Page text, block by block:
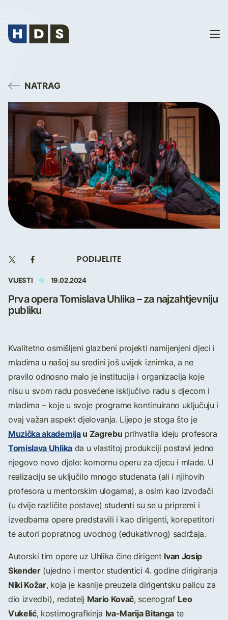
NATRAG
PODIJELITE
VIJESTI 19.02.2024
Prva opera Tomislava Uhlika – za najzahtjevniju
publiku
Kvalitetno osmišljeni glazbeni projekti namijenjeni djeci i
mladima u našoj su sredini još uvijek iznimka, a ne
pravilo odnosno malo je institucija i organizacija koje
nisu u svom radu posvećene isključivo radu s djecom i
mladima – koje u svoje programe kontinuirano uključuju i
ovaj važan aspekt djelovanja. Lijepo je stoga što je
Muzička akademijau Zagrebu prihvatila ideju profesora
Tomislava Uhlikada u vlastitoj produkciji postavi jedno
njegovo novo djelo: komornu operu za djecu i mlade. U
realizaciju se uključilo mnogo studenata (ali i njihovih
profesora u mentorskim ulogama), a osim kao izvođači
(u dvije različite postave) studenti su se u pripremi i
izvedbama opere predstavili i kao dirigenti, korepetitori
te autori popratnog uvodnog (edukativnog) sadržaja.
Autorski tim opere uz Uhlika čine dirigent Ivan Josip
Skender(ujedno i mentor studentici 4. godine dirigiranja
Niki Kožar, koja je kasnije preuzela dirigentsku palicu za
dio izvedbi), redatelj Mario Kovač, scenograf Leo
Vukelić, kostimografkinja Iva-Marija Bitangate